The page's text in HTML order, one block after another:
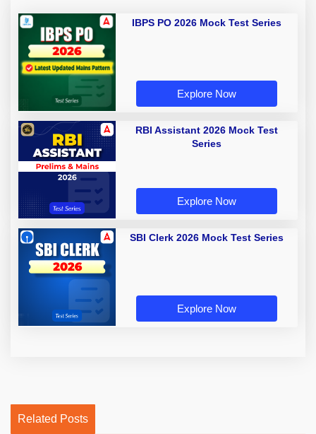
IBPS PO 2026 Mock Test Series
Explore Now
RBI Assistant 2026 Mock Test
Series
Explore Now
SBI Clerk 2026 Mock Test Series
Explore Now
Related Posts